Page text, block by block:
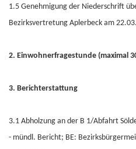
1.5 Genehmigung der Niederschrift
Bezirksvertretung Aplerbeck am
2. Einwohnerfragestunde (maximal
3. Berichterstattung
3.1 Abholzung an der B 1/Abfahrt
- mündl. Bericht; BE: